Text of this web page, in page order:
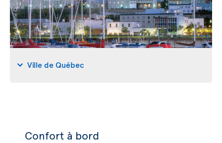
Ville de Québec
Confort à bord